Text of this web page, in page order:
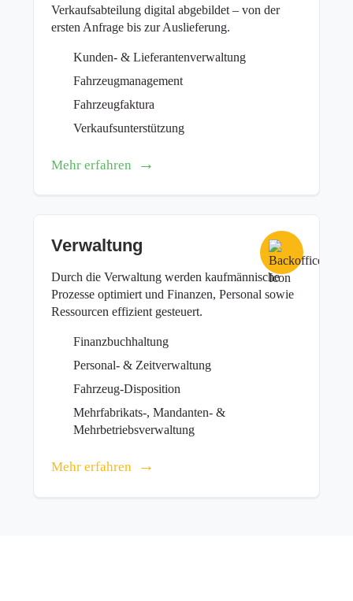
Verkaufsabteilung digital abgebildet – von der
ersten Anfrage bis zur Auslieferung.
Kunden- & Lieferantenverwaltung
Fahrzeugmanagement
Fahrzeugfaktura
Verkaufsunterstützung
Mehr erfahren
Verwaltung
Durch die Verwaltung werden kaufmännische
Prozesse optimiert und Finanzen, Personal sowie
Ressourcen effizient gesteuert.
Finanzbuchhaltung
Personal- & Zeitverwaltung
Fahrzeug-Disposition
Mehrfabrikats-, Mandanten- &
Mehrbetriebsverwaltung
Mehr erfahren